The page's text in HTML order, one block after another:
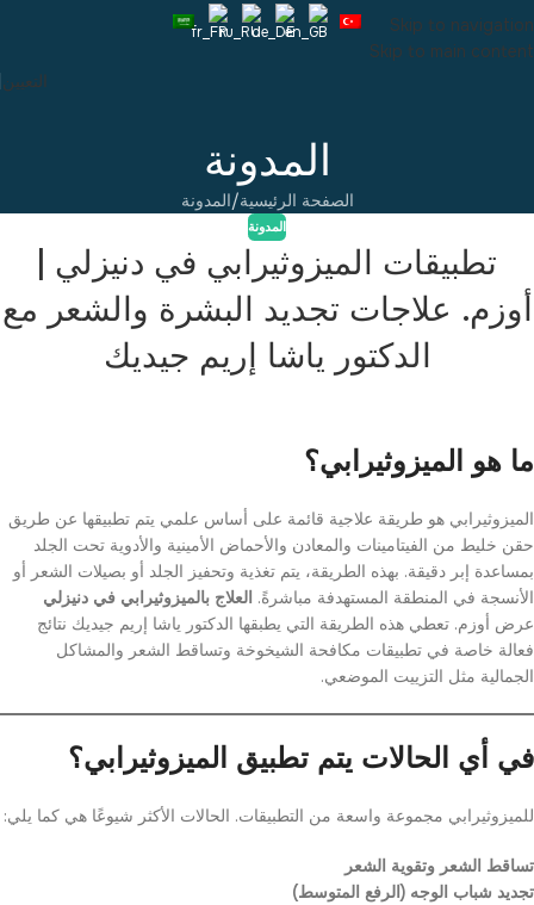
Skip to navigation
Skip to main content
التعيين
المدونة
الصفحة الرئيسية المدونة
المدونة
تطبيقات الميزوثيرابي في دنيزلي |
أوزم. علاجات تجديد البشرة والشعر مع
الدكتور ياشا إريم جيديك
ما هو الميزوثيرابي؟
الميزوثيرابي هو طريقة علاجية قائمة على أساس علمي يتم تطبيقها عن طريق
حقن خليط من الفيتامينات والمعادن والأحماض الأمينية والأدوية تحت الجلد
بمساعدة إبر دقيقة. بهذه الطريقة، يتم تغذية وتحفيز الجلد أو بصيلات الشعر أو
الأنسجة في المنطقة المستهدفة مباشرةً. العلاج بالميزوثيرابي في دنيزلي
عرض أوزم. تعطي هذه الطريقة التي يطبقها الدكتور ياشا إريم جيديك نتائج
فعالة خاصة في تطبيقات مكافحة الشيخوخة وتساقط الشعر والمشاكل
الجمالية مثل التزييت الموضعي.
في أي الحالات يتم تطبيق الميزوثيرابي؟
للميزوثيرابي مجموعة واسعة من التطبيقات. الحالات الأكثر شيوعًا هي كما يلي:
تساقط الشعر وتقوية الشعر
تجديد شباب الوجه (الرفع المتوسط)